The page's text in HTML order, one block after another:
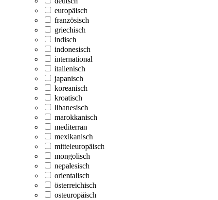
europäisch
französisch
griechisch
indisch
indonesisch
international
italienisch
japanisch
koreanisch
kroatisch
libanesisch
marokkanisch
mediterran
mexikanisch
mitteleuropäisch
mongolisch
nepalesisch
orientalisch
österreichisch
osteuropäisch